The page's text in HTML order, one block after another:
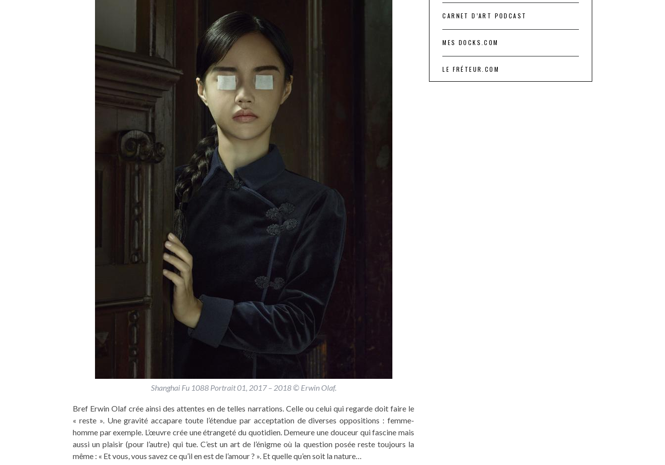
Shanghai Fu 1088 Portrait 01, 2017 – 2018 © Erwin Olaf.
Bref Erwin Olaf crée ainsi des attentes en de telles narrations. Celle ou celui qui regarde doit faire le
« reste ». Une gravité accapare toute l’étendue par acceptation de diverses oppositions : femme-
homme par exemple. L’œuvre crée une étrangeté du quotidien. Demeure une douceur qui fascine mais
aussi un plaisir (pour l’autre) qui tue. C’est un art de l’énigme où la question posée reste toujours la
même : « Et vous, vous savez ce qu’il en est de l’amour ? ». Et quelle qu’en soit la nature…
CARNET D’ART PODCAST
MES DOCKS.COM
LE FRÉTEUR.COM